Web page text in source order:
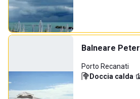
Balneare Peter
Porto Recanati
Doccia calda·